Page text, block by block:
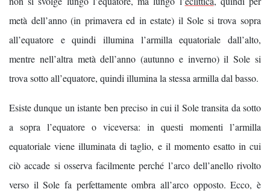
metà dell’anno (in primavera ed in estate) il Sole si trova sopra
all’equatore e quindi illumina l’armilla equatoriale dall’alto,
mentre nell’altra metà dell’anno (autunno e inverno) il Sole si
trova sotto all’equatore, quindi illumina la stessa armilla dal basso.
Esiste dunque un istante ben preciso in cui il Sole transita da sotto
a sopra l’equatore o viceversa: in questi momenti l’armilla
equatoriale viene illuminata di taglio, e il momento esatto in cui
ciò accade si osserva facilmente perché l’arco dell’anello rivolto
verso il Sole fa perfettamente ombra all’arco opposto. Ecco, è